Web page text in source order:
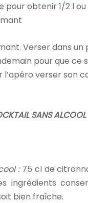
pour obtenir 1/2 l
Verser dans
pour que ce
verser son
SANS ALCOOL
: 75 cl de
ingrédients
bien fraîche.